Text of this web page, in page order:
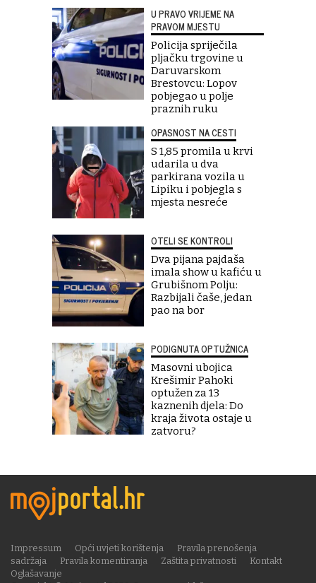
U PRAVO VRIJEME NA
PRAVOM MJESTU
Policija spriječila
pljačku trgovine u
Daruvarskom
Brestovcu: Lopov
pobjegao u polje
praznih ruku
OPASNOST NA CESTI
S 1,85 promila u krvi
udarila u dva
parkirana vozila u
Lipiku i pobjegla s
mjesta nesreće
OTELI SE KONTROLI
Dva pijana pajdaša
imala show u kafiću u
Grubišnom Polju:
Razbijali čaše, jedan
pao na bor
PODIGNUTA OPTUŽNICA
Masovni ubojica
Krešimir Pahoki
optužen za 13
kaznenih djela: Do
kraja života ostaje u
zatvoru?
Impressum Opći uvjeti korištenja
Pravila prenošenja
sadržaja
Pravila komentiranja Zaštita privatnosti
Kontakt
Oglašavanje